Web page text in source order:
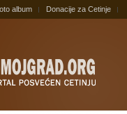
album Donacije za Cetinje